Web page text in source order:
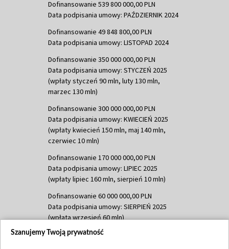
Dofinansowanie 539 800 000,00 PLN
Data podpisania umowy: PAŹDZIERNIK 2024
Dofinansowanie 49 848 800,00 PLN
Data podpisania umowy: LISTOPAD 2024
Dofinansowanie 350 000 000,00 PLN
Data podpisania umowy: STYCZEŃ 2025
(wpłaty styczeń 90 mln, luty 130 mln,
marzec 130 mln)
Dofinansowanie 300 000 000,00 PLN
Data podpisania umowy: KWIECIEŃ 2025
(wpłaty kwiecień 150 mln, maj 140 mln,
czerwiec 10 mln)
Dofinansowanie 170 000 000,00 PLN
Data podpisania umowy: LIPIEC 2025
(wpłaty lipiec 160 mln, sierpień 10 mln)
Dofinansowanie 60 000 000,00 PLN
Data podpisania umowy: SIERPIEŃ 2025
(wpłata wrzesień 60 mln)
Dofinansowanie 635 783 051,21 PLN
Szanujemy Twoją prywatność